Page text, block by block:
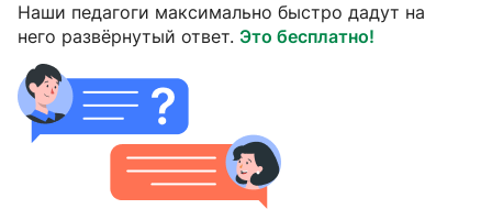
Наши педагоги максимально быстро дадут на
него развёрнутый ответ. Это бесплатно!